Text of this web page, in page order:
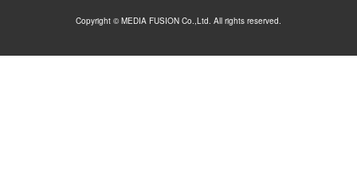
Copyright © MEDIA FUSION Co.,Ltd. All rights reserved.